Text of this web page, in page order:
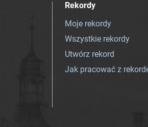
Rekordy
Moje rekordy
Wszystkie rekordy
Utwórz rekord
Jak pracować z